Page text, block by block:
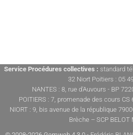
Service Procédures collectives : standard
32 Niort Poitiers : 05
NANTES : 8, rue d'Auvours - BP
POITIERS : 7, promenade des cours
NIORT : 9, bis avenue de la république
Brèche – SCP BELOT